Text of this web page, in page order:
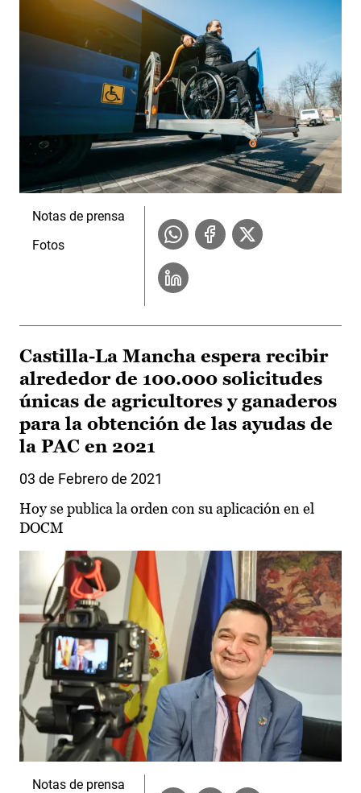
Notas de prensa
Fotos
Castilla-La Mancha espera recibir
alrededor de 100.000 solicitudes
únicas de agricultores y ganaderos
para la obtención de las ayudas de
la PAC en 2021
03 de Febrero de 2021
Hoy se publica la orden con su aplicación en el
DOCM
Notas de prensa